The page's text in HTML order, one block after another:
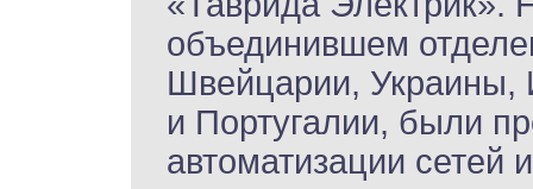
объединившем
Швейцарии, Украины,
и Португалии, были
автоматизации сетей